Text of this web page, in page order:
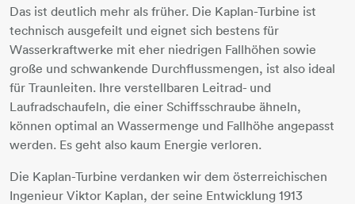
Das ist deutlich mehr als früher. Die Kaplan-Turbine ist
technisch ausgefeilt und eignet sich bestens für
Wasserkraftwerke mit eher niedrigen Fallhöhen sowie
große und schwankende Durchflussmengen, ist also ideal
für Traunleiten. Ihre verstellbaren Leitrad- und
Laufradschaufeln, die einer Schiffsschraube ähneln,
können optimal an Wassermenge und Fallhöhe angepasst
werden. Es geht also kaum Energie verloren.
Die Kaplan-Turbine verdanken wir dem österreichischen
Ingenieur Viktor Kaplan, der seine Entwicklung 1913